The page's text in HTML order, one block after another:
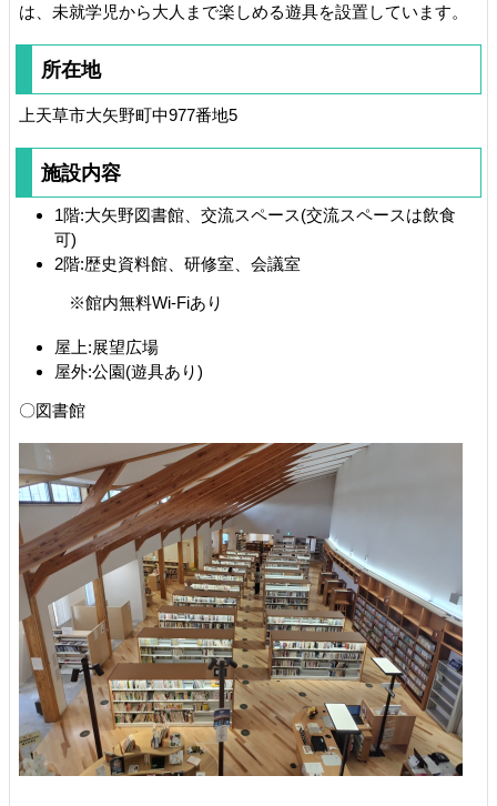
は、未就学児から大人まで楽しめる遊具を設置しています。
所在地
上天草市大矢野町中977番地5
施設内容
1階:大矢野図書館、交流スペース(交流スペースは飲食
可)
2階:歴史資料館、研修室、会議室
※館内無料Wi-Fiあり
屋上:展望広場
屋外:公園(遊具あり)
〇図書館